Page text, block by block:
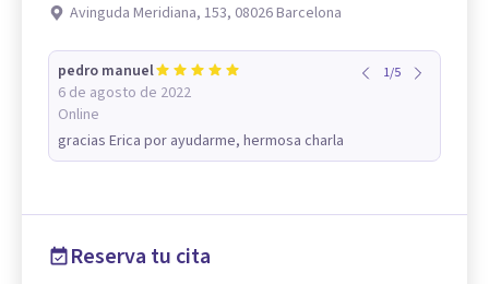
Avinguda Meridiana, 153, 08026 Barcelona
pedro manuel
6 de agosto de 2022
Online
1/5
gracias Erica por ayudarme, hermosa charla
Reserva tu cita